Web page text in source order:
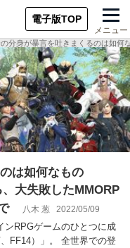
電子版TOP
メニュー
の分身が暴言を吐きまくるのは如
は如何なもの
大失敗したMMORP
八木 葱 2022/05/09
ンRPGゲームのひとつに成
FF14）」。 全世界での登